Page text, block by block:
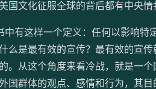
国文化征服全球的背后都有中央情
中有这样一个定义：任何以影响特
么是最有效的宣传？最有效的宣
。从这个角度来看冷战，就是一个
国群体的观点、感情和行为，其